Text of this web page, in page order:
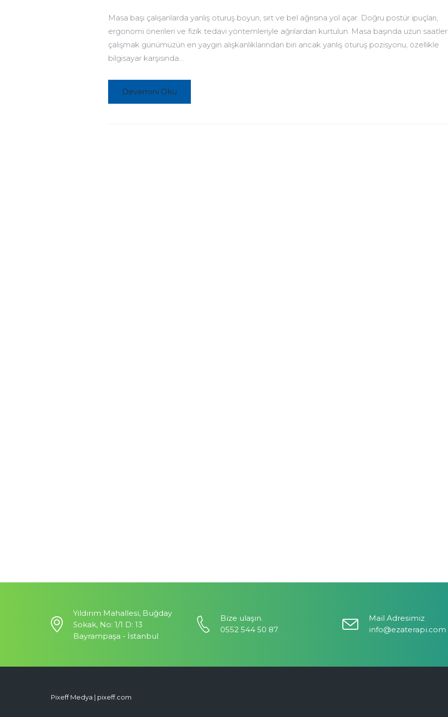
Masa başı çalışanlarda yanlış oturuş boyun, sırt ve bel ağrısına yol açar. Doğru postür ipuçları,
ergonomi önerileri ve fizik tedavi yöntemleriyle ağrılardan kurtulun. Masa başında uzun saatler
çalışmak günümüzün en yaygın alışkanlıklarından biri ancak yanlış oturuş pozisyonu, özellikle
bilgisayar karşısında...
Devamını Oku
Yıldırım Mahallesi, Buğday
Sokak, No: 1/1 D: 13
Bayrampaşa - İstanbul
Bize ulaşın.
0552 544 50 87
Mail Adresimiz
info@ezaterapi.com
Pixeff Medya | pixeff.com